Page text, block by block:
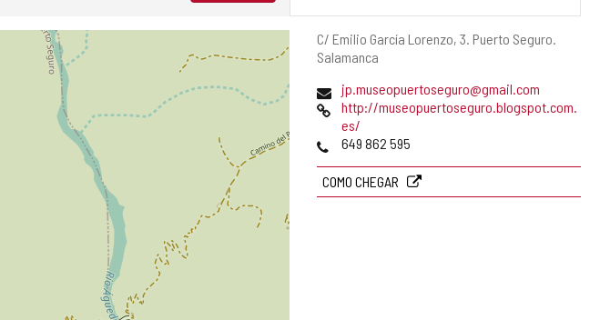
Endereço
postal
C/ Emilio García Lorenzo, 3. Puerto Seguro.
Salamanca
Endereço
de
email
jp.museopuertoseguro@gmail.com
Pagina
web
http://museopuertoseguro.blogspot.com.
es/
Telefones
649 862 595
COMO CHEGAR